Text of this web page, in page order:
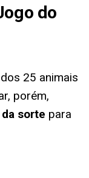
do
25 animais
porém,
sorte para